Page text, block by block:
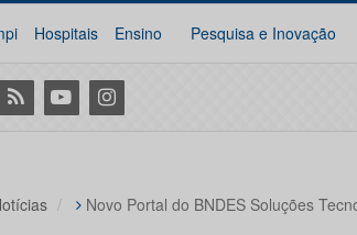
Hospitais Ensino Pesquisa e Inovação
RSS YoutubeInstagram
Novo Portal do BNDES Soluções